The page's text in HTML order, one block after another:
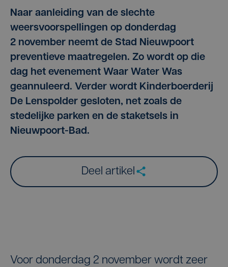
Naar aanleiding van de slechte
weersvoorspellingen op donderdag
2 november neemt de Stad Nieuwpoort
preventieve maatregelen. Zo wordt op die
dag het evenement Waar Water Was
geannuleerd. Verder wordt Kinderboerderij
De Lenspolder gesloten, net zoals de
stedelijke parken en de staketsels in
Nieuwpoort-Bad.
Deel artikel
Voor donderdag 2 november wordt zeer